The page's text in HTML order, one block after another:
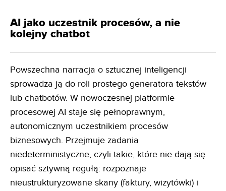
AI jako uczestnik procesów, a nie
kolejny chatbot
Powszechna narracja o sztucznej inteligencji
sprowadza ją do roli prostego generatora tekstów
lub chatbotów. W nowoczesnej platformie
procesowej AI staje się pełnoprawnym,
autonomicznym uczestnikiem procesów
biznesowych. Przejmuje zadania
niedeterministyczne, czyli takie, które nie dają się
opisać sztywną regułą: rozpoznaje
nieustrukturyzowane skany (faktury, wizytówki) i